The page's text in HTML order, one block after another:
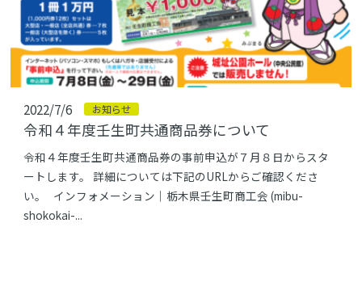
2022/7/6 お知らせ
令和４年度壬生町共通商品券について
令和４年度壬生町共通商品券の事前申込が７月８日からスタ
ートします。 詳細については下記のURLからご確認くださ
い。 インフォメーション｜栃木県壬生町商工会 (mibu-
shokokai-...